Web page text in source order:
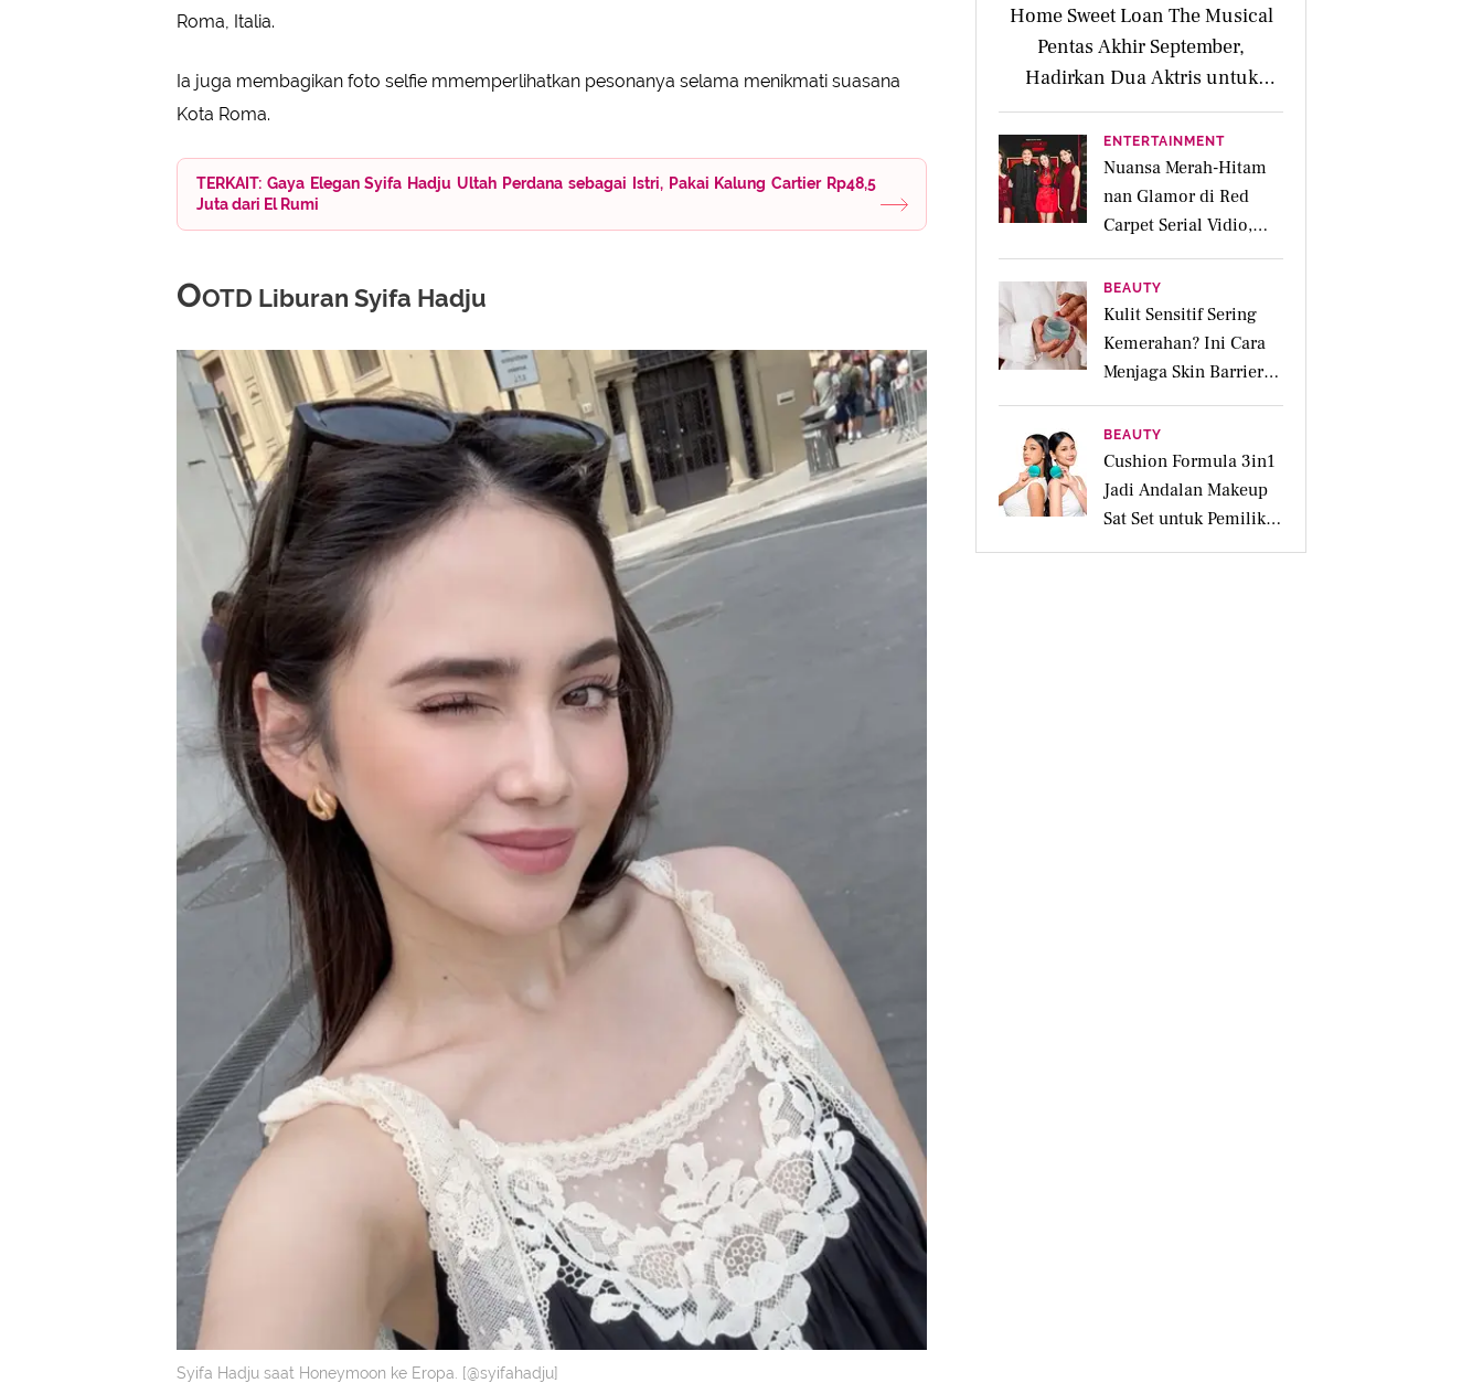
Roma, Italia.
Ia juga membagikan foto selfie mmemperlihatkan pesonanya selama menikmati suasana
Kota Roma.
TERKAIT: Gaya Elegan Syifa Hadju Ultah Perdana sebagai Istri, Pakai Kalung Cartier Rp48,5
Juta dari El Rumi
OOTD Liburan Syifa Hadju
Syifa Hadju saat Honeymoon ke Eropa. [@syifahadju]
Home Sweet Loan The Musical
Pentas Akhir September,
Hadirkan Dua Aktris untuk
Peran Kaluna
ENTERTAINMENT
Nuansa Merah-Hitam
nan Glamor di Red
Carpet Serial Vidio,
Jakarta Undercover:
Members Only
BEAUTY
Kulit Sensitif Sering
Kemerahan? Ini Cara
Menjaga Skin Barrier
agar Tetap Tenang
BEAUTY
Cushion Formula 3in1
Jadi Andalan Makeup
Sat Set untuk Pemilik
Kulit Acne Prone